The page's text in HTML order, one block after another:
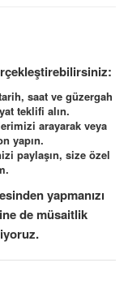
saat ve güzergah
teklifi alın.
arayarak veya
yapın.
paylaşın, size özel
yapmanızı
de müsaitlik